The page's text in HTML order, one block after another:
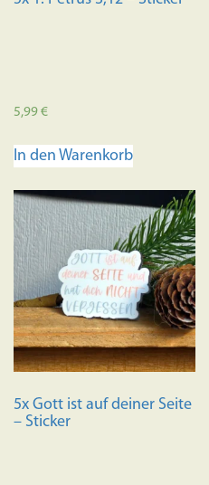
5,99€
In den Warenkorb
5x Gott ist auf deiner Seite
– Sticker